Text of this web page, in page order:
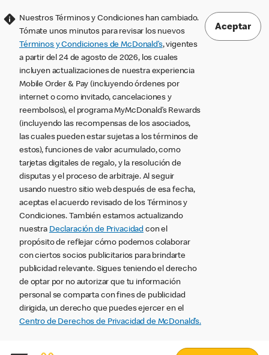
Nuestros Términos y Condiciones han cambiado.
Tómate unos minutos para revisar los nuevos
Términos y Condiciones de McDonald’s, vigentes
a partir del 24 de agosto de 2026, los cuales
incluyen actualizaciones de nuestra experiencia
Mobile Order & Pay (incluyendo órdenes por
internet o como invitado, cancelaciones y
reembolsos), el programa MyMcDonald’s Rewards
(incluyendo las recompensas de los asociados,
las cuales pueden estar sujetas a los términos de
estos), funciones de valor acumulado, como
tarjetas digitales de regalo, y la resolución de
disputas y el proceso de arbitraje. Al seguir
usando nuestro sitio web después de esa fecha,
aceptas el acuerdo revisado de los Términos y
Condiciones. También estamos actualizando
nuestra Declaración de Privacidad con el
propósito de reflejar cómo podemos colaborar
con ciertos socios publicitarios para brindarte
publicidad relevante. Sigues teniendo el derecho
de optar por no autorizar que tu información
personal se comparta con fines de publicidad
dirigida, un derecho que puedes ejercer en el
Centro de Derechos de Privacidad de McDonald’s.
Aceptar